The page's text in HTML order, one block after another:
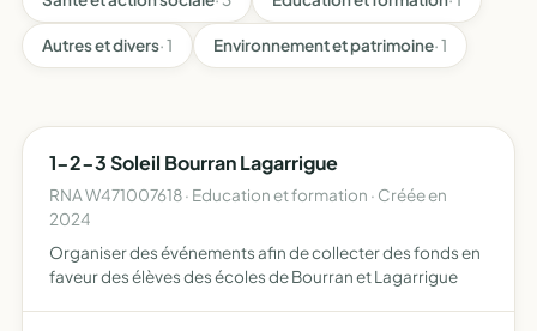
Autres et divers· 1 Environnement et patrimoine· 1
1-2-3 Soleil Bourran Lagarrigue
RNA W471007618 · Education et formation · Créée en
2024
Organiser des événements afin de collecter des fonds en
faveur des élèves des écoles de Bourran et Lagarrigue